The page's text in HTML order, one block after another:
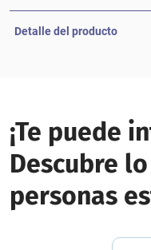
Detalle del producto
¡Te puede
Descubre
personas